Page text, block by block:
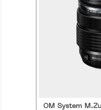
OM System